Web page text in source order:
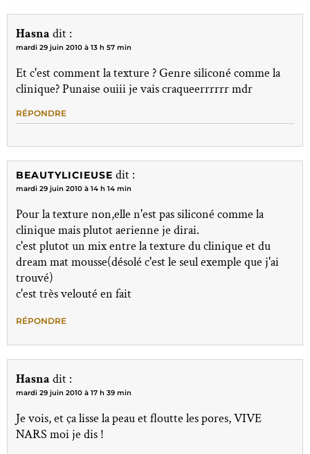
Hasna dit :
mardi 29 juin 2010 à 13 h 57 min
Et c'est comment la texture ? Genre siliconé comme la
clinique? Punaise ouiii je vais craqueerrrrrr mdr
RÉPONDRE
BEAUTYLICIEUSE dit :
mardi 29 juin 2010 à 14 h 14 min
Pour la texture non,elle n'est pas siliconé comme la
clinique mais plutot aerienne je dirai.
c'est plutot un mix entre la texture du clinique et du
dream mat mousse(désolé c'est le seul exemple que j'ai
trouvé)
c'est très velouté en fait
RÉPONDRE
Hasna dit :
mardi 29 juin 2010 à 17 h 39 min
Je vois, et ça lisse la peau et floutte les pores, VIVE
NARS moi je dis !